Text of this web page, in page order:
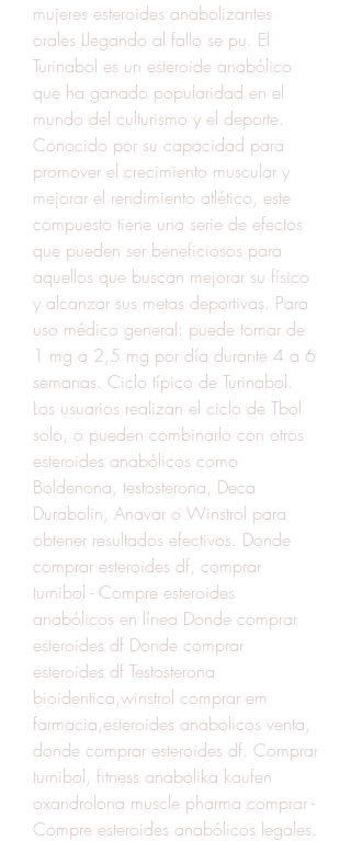
mujeres esteroides anabolizantes
orales Llegando al fallo se pu. El
Turinabol es un esteroide anabólico
que ha ganado popularidad en el
mundo del culturismo y el deporte.
Conocido por su capacidad para
promover el crecimiento muscular y
mejorar el rendimiento atlético, este
compuesto tiene una serie de efectos
que pueden ser beneficiosos para
aquellos que buscan mejorar su físico
y alcanzar sus metas deportivas. Para
uso médico general: puede tomar de
1 mg a 2,5 mg por día durante 4 a 6
semanas. Ciclo típico de Turinabol.
Los usuarios realizan el ciclo de Tbol
solo, o pueden combinarlo con otros
esteroides anabólicos como
Boldenona, testosterona, Deca
Durabolin, Anavar o Winstrol para
obtener resultados efectivos. Donde
comprar esteroides df, comprar
turnibol - Compre esteroides
anabólicos en línea Donde comprar
esteroides df Donde comprar
esteroides df Testosterona
bioidentica,winstrol comprar em
farmacia,esteroides anabolicos venta,
donde comprar esteroides df. Comprar
turnibol, fitness anabolika kaufen
oxandrolona muscle pharma comprar -
Compre esteroides anabólicos legales.